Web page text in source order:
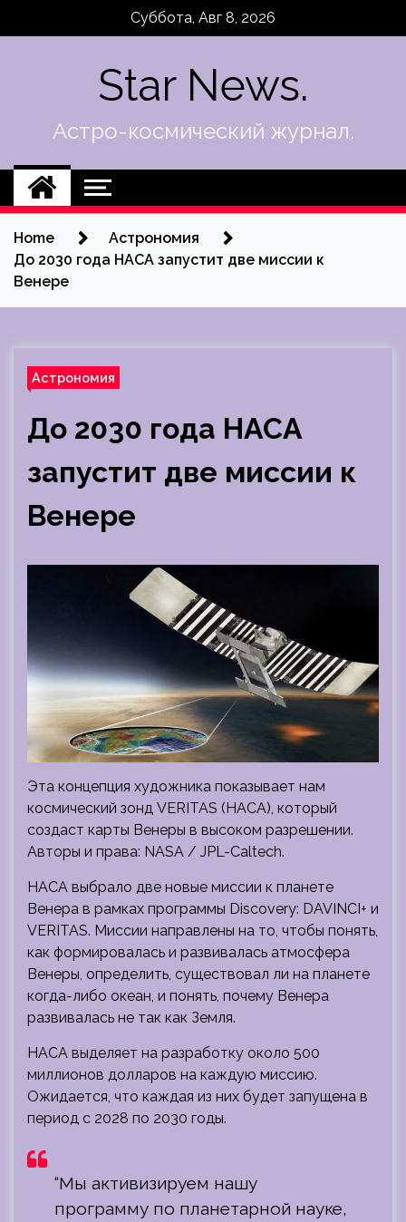
Суббота, Авг 8, 2026
Star News.
Астро-космический журнал.
Home
Астрономия
До 2030 года НАСА запустит две миссии к
Венере
Астрономия
До 2030 года НАСА
запустит две миссии к
Венере
Эта концепция художника показывает нам
космический зонд VERITAS (НАСА), который
создаст карты Венеры в высоком разрешении.
Авторы и права: NASA / JPL-Caltech.
НАСА выбрало две новые миссии к планете
Венера в рамках программы Discovery: DAVINCI+ и
VERITAS. Миссии направлены на то, чтобы понять,
как формировалась и развивалась атмосфера
Венеры, определить, существовал ли на планете
когда-либо океан, и понять, почему Венера
развивалась не так как Земля.
НАСА выделяет на разработку около 500
миллионов долларов на каждую миссию.
Ожидается, что каждая из них будет запущена в
период с 2028 по 2030 годы.
“Мы активизируем нашу
программу по планетарной науке,